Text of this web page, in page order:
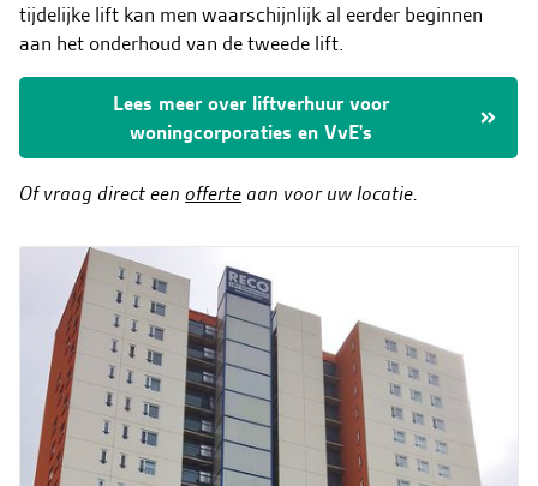
tijdelijke lift kan men waarschijnlijk al eerder beginnen
aan het onderhoud van de tweede lift.
Lees meer over liftverhuur voor
woningcorporaties en VvE's
Of vraag direct een offerteaan voor uw locatie.